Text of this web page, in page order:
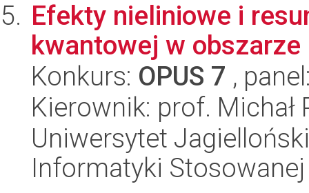
Efekty nieliniowe i
kwantowej w
Konkurs: OPUS 7 ,
Kierownik: prof. Michał
Uniwersytet
Informatyki Stosowanej